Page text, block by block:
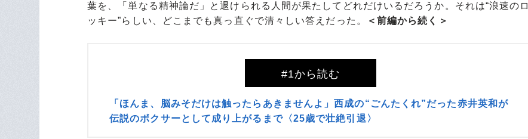
葉を、「単なる精神論だ」と退けられる人間が果たしてどれだけいるだろうか。それは“浪速のロ
ッキー”らしい、どこまでも真っ直ぐで清々しい答えだった。
＜前編から続く＞
#1から読む
「ほんま、脳みそだけは触ったらあきませんよ」西成の“ごんたくれ”だった赤井英和が
伝説のボクサーとして成り上がるまで〈25歳で壮絶引退〉